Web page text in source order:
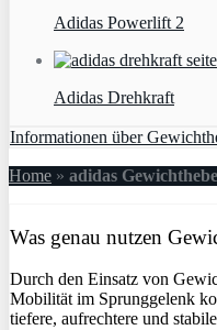
Adidas Powerlift 2
Adidas Drehkraft
Informationen über
Home » adidas
Was genau nutzen
Durch den Einsatz von
Mobilität im Sprunggelenk
tiefere, aufrechtere und